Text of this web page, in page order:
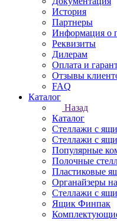
История
Партнеры
Информация о
Реквизиты
Дилерам
Оплата и
Отзывы
FAQ
Каталог
Назад
Каталог
Стеллажи с
Стеллажи с
Популярные
Полочные
Пластиковые
Органайзеры
Стеллажи с
Ящик Финпак